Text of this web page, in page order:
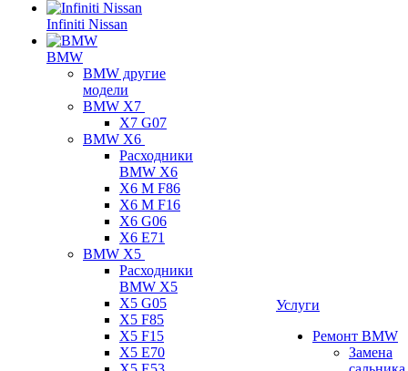
Infiniti Nissan
BMW
BMW другие
модели
BMW X7
X7 G07
BMW X6
Расходники
BMW X6
X6 M F86
X6 M F16
X6 G06
X6 E71
BMW X5
Расходники
BMW X5
X5 G05
X5 F85
X5 F15
X5 E70
Услуги
Ремонт BMW
Замена